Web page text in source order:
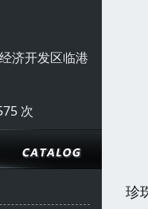
济开发区临港
次
珍